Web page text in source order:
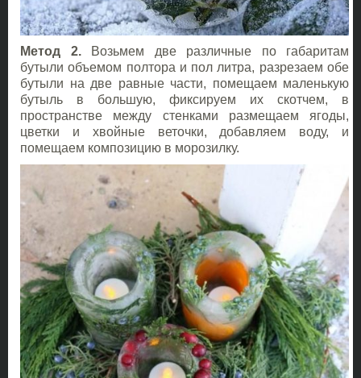
Метод 2.Возьмем две различные по габаритам
бутыли объемом полтора и пол литра, разрезаем обе
бутыли на две равные части, помещаем маленькую
бутыль в большую, фиксируем их скотчем, в
пространстве между стенками размещаем ягоды,
цветки и хвойные веточки, добавляем воду, и
помещаем композицию в морозилку.